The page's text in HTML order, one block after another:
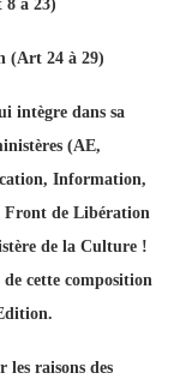
à 23)
(Art 24 à 29)
intègre dans sa
(AE,
Information,
Front de Libération
de la Culture !
cette composition
les raisons des